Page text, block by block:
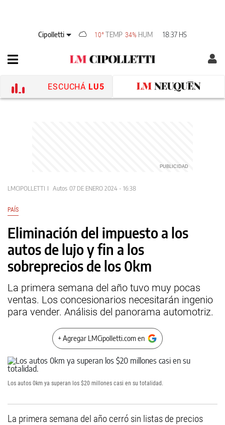
Cipolletti 10°TEMP 34% HUM 18:37 HS
ESCUCHÁ LU5
LMCIPOLLETTI Autos 07 DE ENERO 2024 - 16:38
PAÍS
Eliminación del impuesto a los
autos de lujo y fin a los
sobreprecios de los 0km
La primera semana del año tuvo muy pocas
ventas. Los concesionarios necesitarán ingenio
para vender. Análisis del panorama automotriz.
+ Agregar LMCipolletti.com en
Los autos 0km ya superan los $20 millones casi en su totalidad.
La primera semana del año cerró sin listas de precios